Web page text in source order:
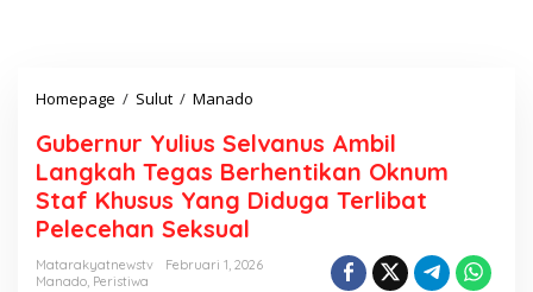
Homepage / Sulut / Manado
b
e
r
u
Gubernur Yulius Selvanus Ambil
Langkah Tegas Berhentikan Oknum
Staf Khusus Yang Diduga Terlibat
Pelecehan Seksual
Matarakyatnewstv
Februari 1, 2026
Manado, Peristiwa